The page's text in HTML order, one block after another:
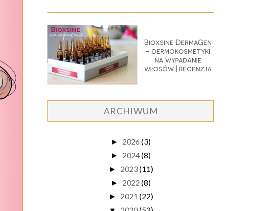
Bioxsine DermaGen
- dermokosmetyki
na wypadanie
włosów | recenzja
ARCHIWUM
► 2026 (3)
► 2024(8)
► 2023(11)
► 2022 (8)
► 2021 (22)